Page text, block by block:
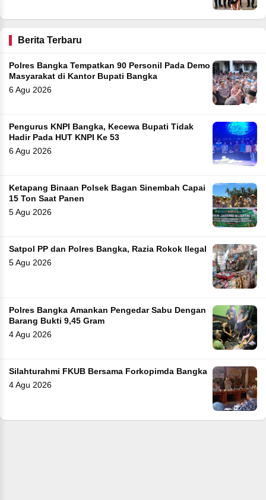
Berita Terbaru
Polres Bangka Tempatkan 90 Personil Pada Demo
Masyarakat di Kantor Bupati Bangka
6 Agu 2026
Pengurus KNPI Bangka, Kecewa Bupati Tidak
Hadir Pada HUT KNPI Ke 53
6 Agu 2026
Ketapang Binaan Polsek Bagan Sinembah Capai
15 Ton Saat Panen
5 Agu 2026
Satpol PP dan Polres Bangka, Razia Rokok Ilegal
5 Agu 2026
Polres Bangka Amankan Pengedar Sabu Dengan
Barang Bukti 9,45 Gram
4 Agu 2026
Silahturahmi FKUB Bersama Forkopimda Bangka
4 Agu 2026